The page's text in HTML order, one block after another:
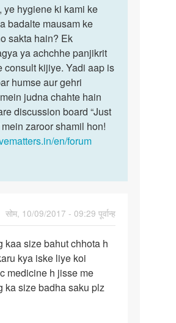
ye hygiene ki kami ke
badalte mausam ke
sakta hain? Ek
ya achchhe panjikrit
consult kijiye. Yadi aap is
humse aur gehri
judna chahte hain
discussion board “Just
mein zaroor shamil hon!
en/forum
सोम, 10/09/2017 - 09:29 पूर्वान्ह
kaa size bahut chhota h
kya iske liye koi
medicine h jisse me
ka size badha saku plz